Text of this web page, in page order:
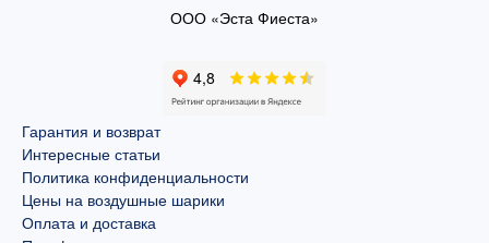
ООО «Эста Фиеста»
Гарантия и возврат
Интересные статьи
Политика конфиденциальности
Цены на воздушные шарики
Оплата и доставка